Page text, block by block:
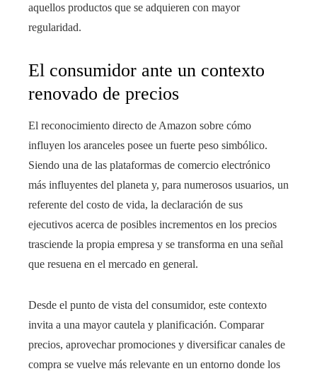
aquellos productos que se adquieren con mayor
regularidad.
El consumidor ante un contexto
renovado de precios
El reconocimiento directo de Amazon sobre cómo
influyen los aranceles posee un fuerte peso simbólico.
Siendo una de las plataformas de comercio electrónico
más influyentes del planeta y, para numerosos usuarios, un
referente del costo de vida, la declaración de sus
ejecutivos acerca de posibles incrementos en los precios
trasciende la propia empresa y se transforma en una señal
que resuena en el mercado en general.
Desde el punto de vista del consumidor, este contexto
invita a una mayor cautela y planificación. Comparar
precios, aprovechar promociones y diversificar canales de
compra se vuelve más relevante en un entorno donde los